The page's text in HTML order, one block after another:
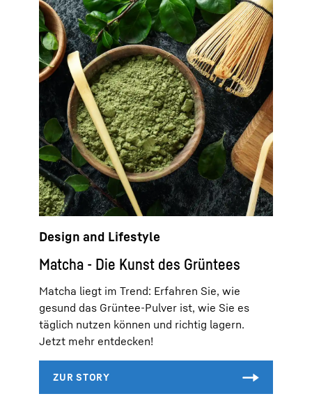
Design and Lifestyle
Matcha - Die Kunst des Grüntees
Matcha liegt im Trend: Erfahren Sie, wie
gesund das Grüntee-Pulver ist, wie Sie es
täglich nutzen können und richtig lagern.
Jetzt mehr entdecken!